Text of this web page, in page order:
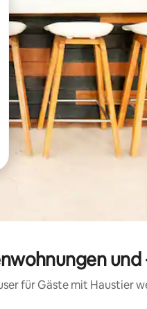
für Gäste mit